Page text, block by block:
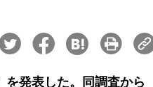
発表した。同調査から